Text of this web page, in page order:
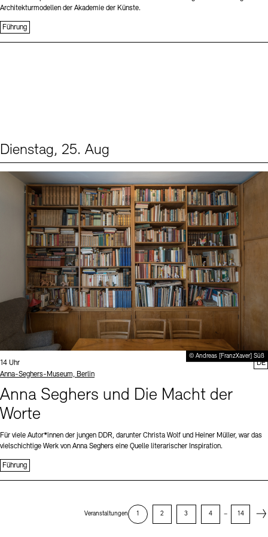
Architekturmodellen der Akademie der Künste.
Führung
Dienstag, 25. Aug
© Andreas [FranzXaver] Süß
Uhrzeit:
14 Uhr
Standort
Anna-Seghers-Museum, Berlin
Anna Seghers und Die Macht der
Worte
Für viele Autor*innen der jungen DDR, darunter Christa Wolf und Heiner Müller, war das
vielschichtige Werk von Anna Seghers eine Quelle literarischer Inspiration.
Führung
DE
Veranstaltungen 1 2 3 4 – 14